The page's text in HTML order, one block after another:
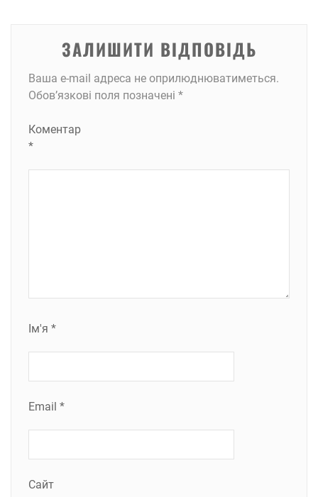
ЗАЛИШИТИ ВІДПОВІДЬ
Ваша e-mail адреса не оприлюднюватиметься.
Обов’язкові поля позначені *
Коментар
*
Ім'я *
Email *
Сайт